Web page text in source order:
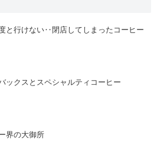
と行けない‥閉店してしまったコーヒー
ックスとスペシャルティコーヒー
界の大御所